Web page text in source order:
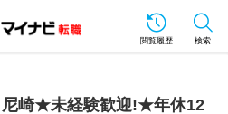
閲覧履歴 検索
尼崎★未経験歓迎!★年休12